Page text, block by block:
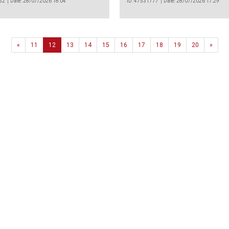
«Previous
11 12 13 14 15 16 17 18 19 20 »Next